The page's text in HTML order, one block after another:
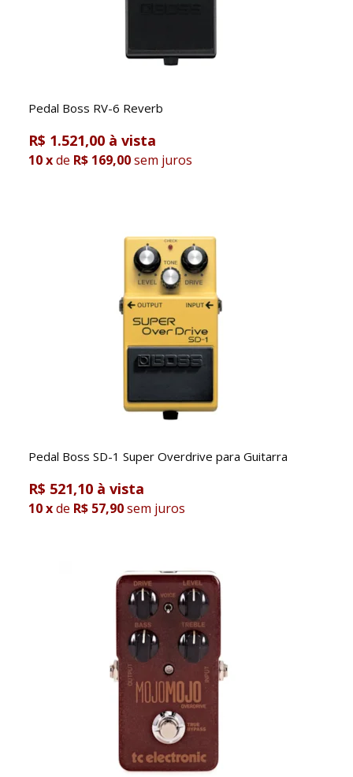
Pedal Boss RV-6 Reverb
R$ 1.521,00
10xde R$ 169,00sem juros
Pedal Boss SD-1 Super Overdrive para Guitarra
R$ 521,10
10xde R$ 57,90sem juros